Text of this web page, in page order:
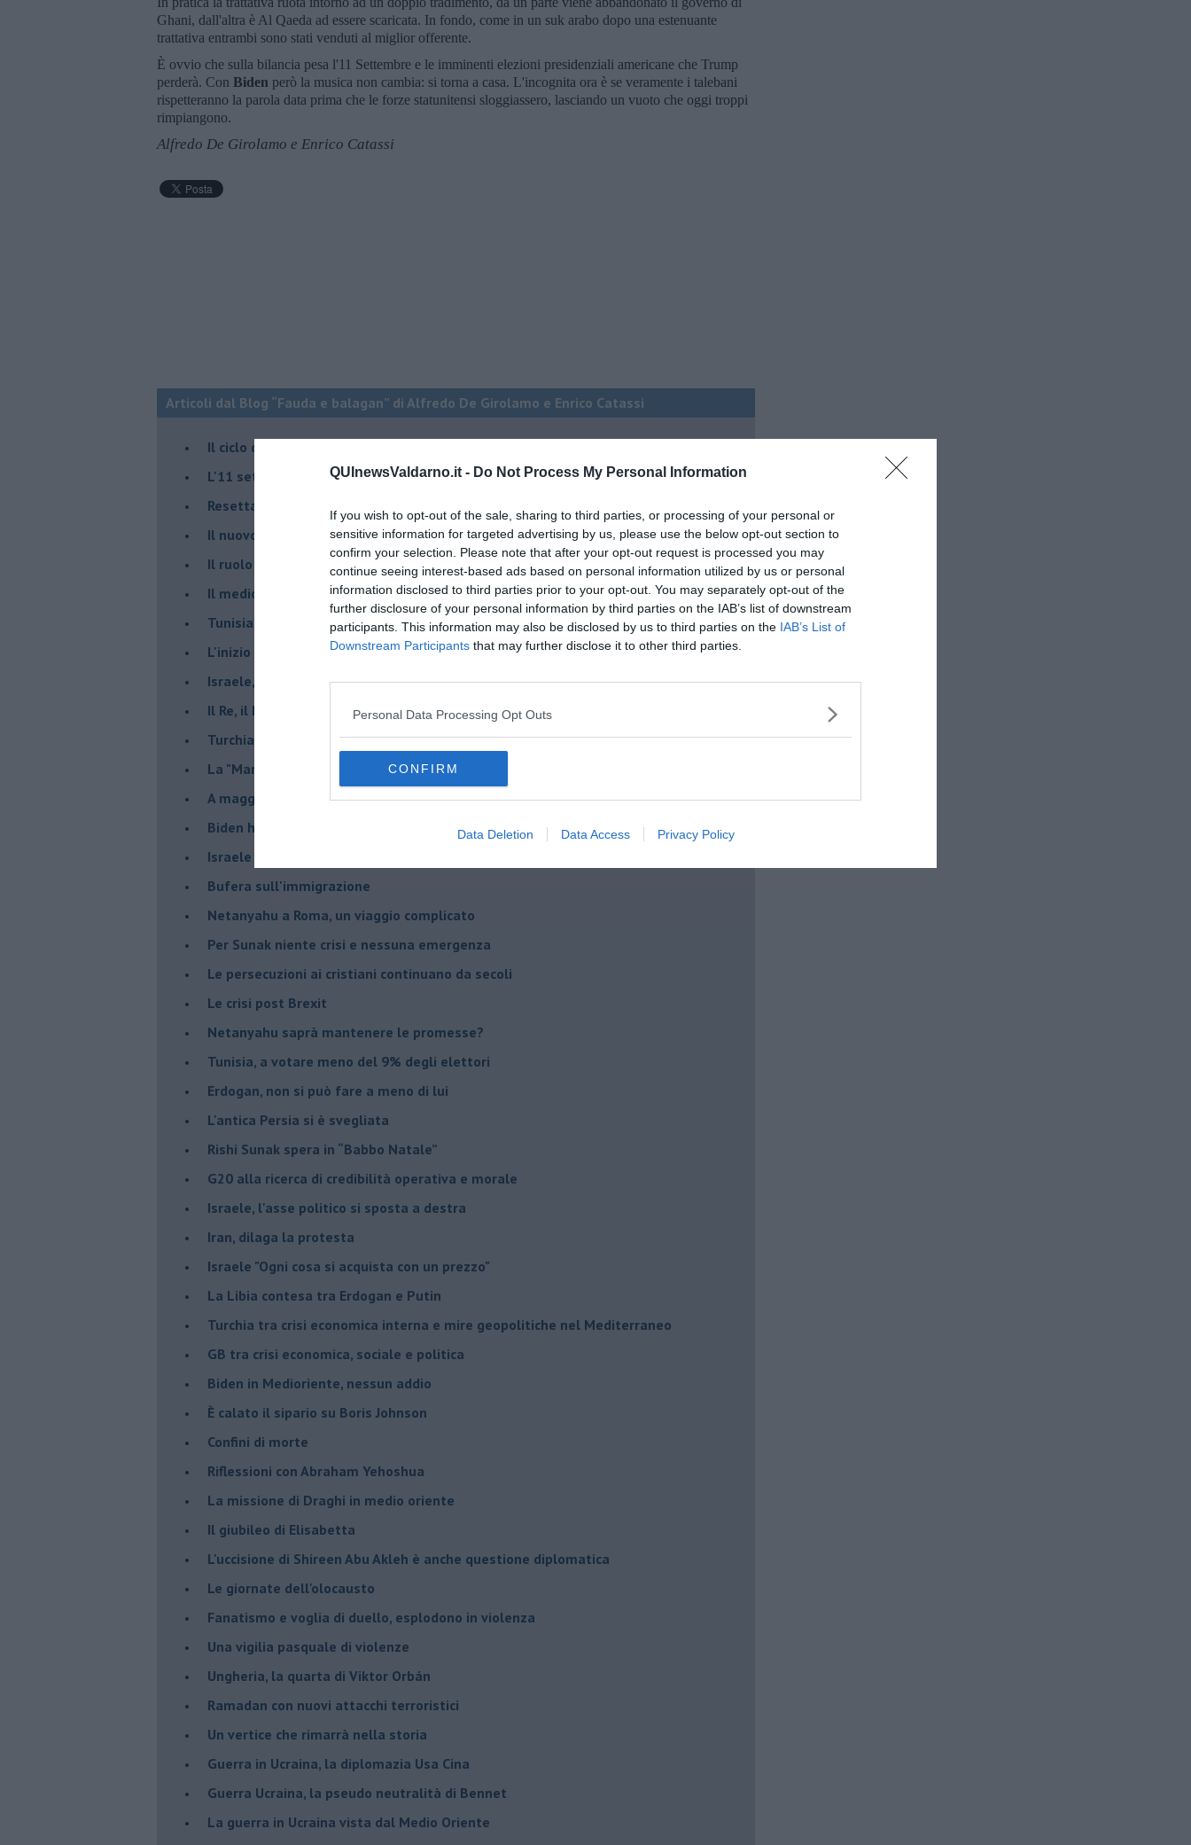
QUInewsValdarno.it - Do Not Process My Personal Information
If you wish to opt-out of the sale, sharing to third parties, or processing of your personal or
sensitive information for targeted advertising by us, please use the below opt-out section to
confirm your selection. Please note that after your opt-out request is processed you may
continue seeing interest-based ads based on personal information utilized by us or personal
information disclosed to third parties prior to your opt-out. You may separately opt-out of the
further disclosure of your personal information by third parties on the IAB’s list of downstream
participants. This information may also be disclosed by us to third parties on the IAB’s List of
Downstream Participants that may further disclose it to other third parties.
Personal Data Processing Opt Outs
CONFIRM
Data Deletion Data Access Privacy Policy
Ghani, dall'altra è Al Qaeda ad essere scaricata. In fondo, come in un suk arabo dopo una estenuante
trattativa entrambi sono stati venduti al miglior offerente.
È ovvio che sulla bilancia pesa l'11 Settembre e le imminenti elezioni presidenziali americane che Trump
perderà. Con Biden però la musica non cambia: si torna a casa. L'incognita ora è se veramente i talebani
rispetteranno la parola data prima che le forze statunitensi sloggiassero, lasciando un vuoto che oggi troppi
rimpiangono.
Alfredo De Girolamo e Enrico Catassi
Articoli dal Blog “Fauda e balagan” di Alfredo De Girolamo e Enrico Catassi
Il ciclo della violenza in Medioriente
L'11 settembre di Israele è iniziato il 7 ottobre 2023
Resettare l’era di Netanyahu
​Il nuovo corso dell’era di Erdogan
Il ruolo delle diplomazie nei conflitti
Il medioriente di Silvio
Tunisia rischiosa e strategica per l'Italia
L'inizio del “secolo della Turchia”
Israele, deciderà il borsone della spesa
Il Re, il Primo Ministro, il Sindaco e la Brexit
Turchia al voto, Erdogan in bilico
La "Marcia dei vivi" per non dimenticare
A maggio le urne decideranno il futuro di Erdoğan
Biden ha fatto infuriare la destra israeliana
Israele rischia una guerra civile
Bufera sull'immigrazione
Netanyahu a Roma, un viaggio complicato
Per Sunak niente crisi e nessuna emergenza
Le persecuzioni ai cristiani continuano da secoli
Le crisi post Brexit
Netanyahu saprà mantenere le promesse?
Tunisia, a votare meno del 9% degli elettori
Erdogan, non si può fare a meno di lui
L'antica Persia si è svegliata
Rishi Sunak spera in “Babbo Natale”
G20 alla ricerca di credibilità operativa e morale
Israele, l'asse politico si sposta a destra
Iran, dilaga la protesta
Israele "Ogni cosa si acquista con un prezzo"
La Libia contesa tra Erdogan e Putin
Turchia tra crisi economica interna e mire geopolitiche nel Mediterraneo
GB tra crisi economica, sociale e politica
Biden in Medioriente, nessun addio
È calato il sipario su Boris Johnson
Confini di morte
Riflessioni con Abraham Yehoshua
La missione di Draghi in medio oriente
Il giubileo di Elisabetta
L'uccisione di Shireen Abu Akleh è anche questione diplomatica
Le giornate dell'olocausto
Fanatismo e voglia di duello, esplodono in violenza
Una vigilia pasquale di violenze
Ungheria, la quarta di Viktor Orbán
Ramadan con nuovi attacchi terroristici
Un vertice che rimarrà nella storia
Guerra in Ucraina, la diplomazia Usa Cina
Guerra Ucraina, la pseudo neutralità di Bennet
La guerra in Ucraina vista dal Medio Oriente